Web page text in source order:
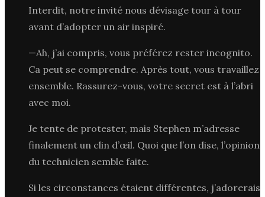
Interdit, notre invité nous dévisage tour à tour
avant d’adopter un air inspiré.
—Ah, j’ai compris, vous préférez rester incognito.
Ca peut se comprendre. Après tout, vous travaillez
ensemble. Rassurez-vous, votre secret est à l’abri
avec moi.
Je tente de protester, mais Stephen m’adresse
finalement un clin d’œil. Quoi que l’on dise, l’opinion
du technicien semble faite.
Si les circonstances étaient différentes, j’adorerais